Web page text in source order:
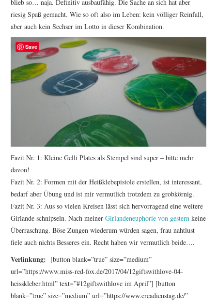
blieb so… naja. Definitiv ausbaufähig. Die Sache an sich hat aber
riesig Spaß gemacht. Wie so oft also im Leben: kein völliger Reinfall,
aber auch kein Sechser im Lotto in dieser Kombination.
Fazit Nr. 1: Kleine Gelli Plates als Stempel sind super – bitte mehr
davon!
Fazit Nr. 2: Formen mit der Heißklebepistole erstellen, ist interessant,
bedarf aber Übung und ist mir vermutlich trotzdem zu grobkörnig.
Fazit Nr. 3: Aus so vielen Kreisen lässt sich hervorragend eine weitere
Girlande schnipseln. Nach meinerGirlandeneuphorie von gestern keine
Überraschung. Böse Zungen wiederum würden sagen, frau nahtlust
fiele auch nichts Besseres ein. Recht haben wir vermutlich beide….
Verlinkung: [button blank=”true” size=”medium”
url=”https://www.miss-red-fox.de/2017/04/12giftswithlove-04-
heisskleber.html” text=”#12giftswithlove im April”] [button
blank=”true” size=”medium” url=”https://www.creadienstag.de/”
Save